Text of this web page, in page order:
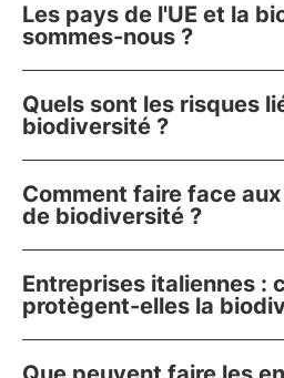
Les pays de l'UE et la
sommes-nous ?
Quels sont les risques
biodiversité ?
Comment faire face
de biodiversité ?
Entreprises italiennes :
protègent-elles la